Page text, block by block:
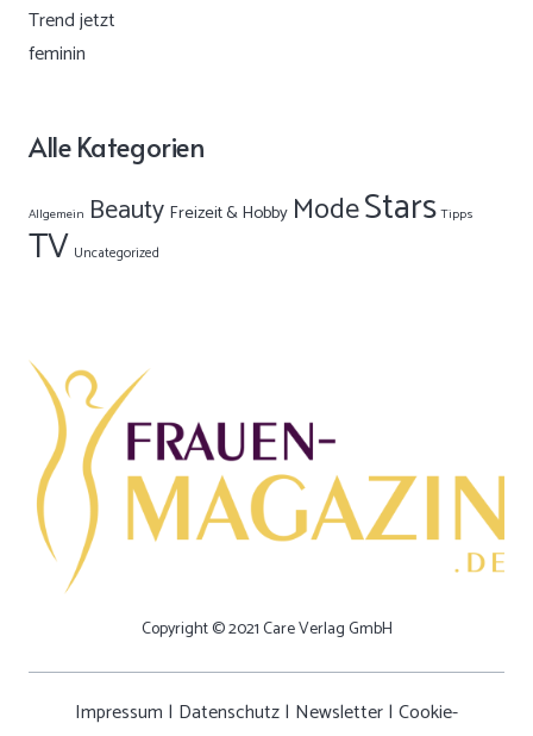
Alle Kategorien
Allgemein Beauty Freizeit & Hobby ModeStars Tipps
TV Uncategorized
Copyright © 2021 Care Verlag GmbH
Impressum | Datenschutz| Newsletter| Cookie-